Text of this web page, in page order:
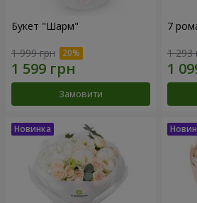
Букет "Шарм"
1 999 грн
Замовити
7
1 293